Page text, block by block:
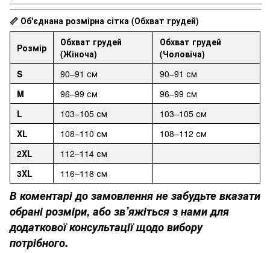
📏 Об'єднана розмірна сітка (Обхват грудей)
Розмір
Обхват грудей
(Жіноча)
Обхват грудей
(Чоловіча)
S
90–91 см
90–91 см
M
96–99 см
96–99 см
L
103–105 см
103–105 см
XL
108–110 см
108–112 см
2XL
112–114 см
3XL
116–118 см
В коментарі до замовлення не забудьте вказати
обрані розміри, або зв’яжіться з нами для
додаткової консультації щодо вибору
потрібного.